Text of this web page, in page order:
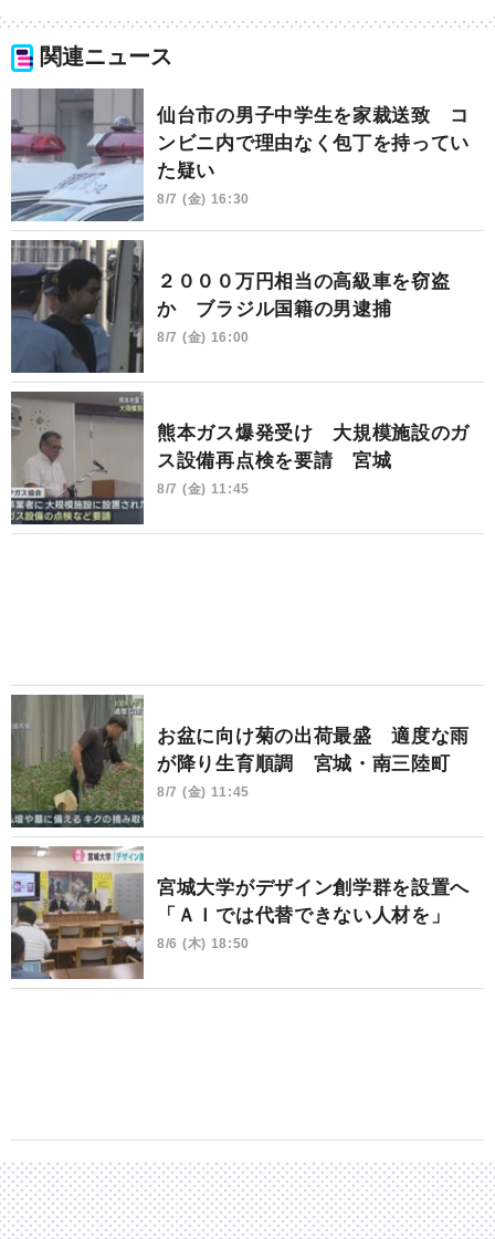
関連ニュース
仙台市の男子中学生を家裁送致 コ
ンビニ内で理由なく包丁を持ってい
た疑い
8/7 (金) 16:30
２０００万円相当の高級車を窃盗
か ブラジル国籍の男逮捕
8/7 (金) 16:00
熊本ガス爆発受け 大規模施設のガ
ス設備再点検を要請 宮城
8/7 (金) 11:45
お盆に向け菊の出荷最盛 適度な雨
が降り生育順調 宮城・南三陸町
8/7 (金) 11:45
宮城大学がデザイン創学群を設置へ
「ＡＩでは代替できない人材を」
8/6 (木) 18:50